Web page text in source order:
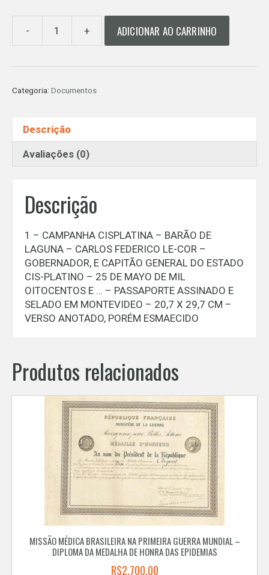
-
CAMPANHA
MONTEVIDEO
quantidade
+ ADICIONAR AO CARRINHO
Categoria: Documentos
Descrição
Avaliações (0)
Descrição
1 – CAMPANHA CISPLATINA – BARÃO DE
LAGUNA – CARLOS FEDERICO LE-COR –
GOBERNADOR, E CAPITÃO GENERAL DO ESTADO
CIS-PLATINO – 25 DE MAYO DE MIL
OITOCENTOS E … – PASSAPORTE ASSINADO E
SELADO EM MONTEVIDEO – 20,7 X 29,7 CM –
VERSO ANOTADO, PORÉM ESMAECIDO
Produtos relacionados
MISSÃO MÉDICA BRASILEIRA NA PRIMEIRA GUERRA MUNDIAL –
DIPLOMA DA MEDALHA DE HONRA DAS EPIDEMIAS
R$2.700,00